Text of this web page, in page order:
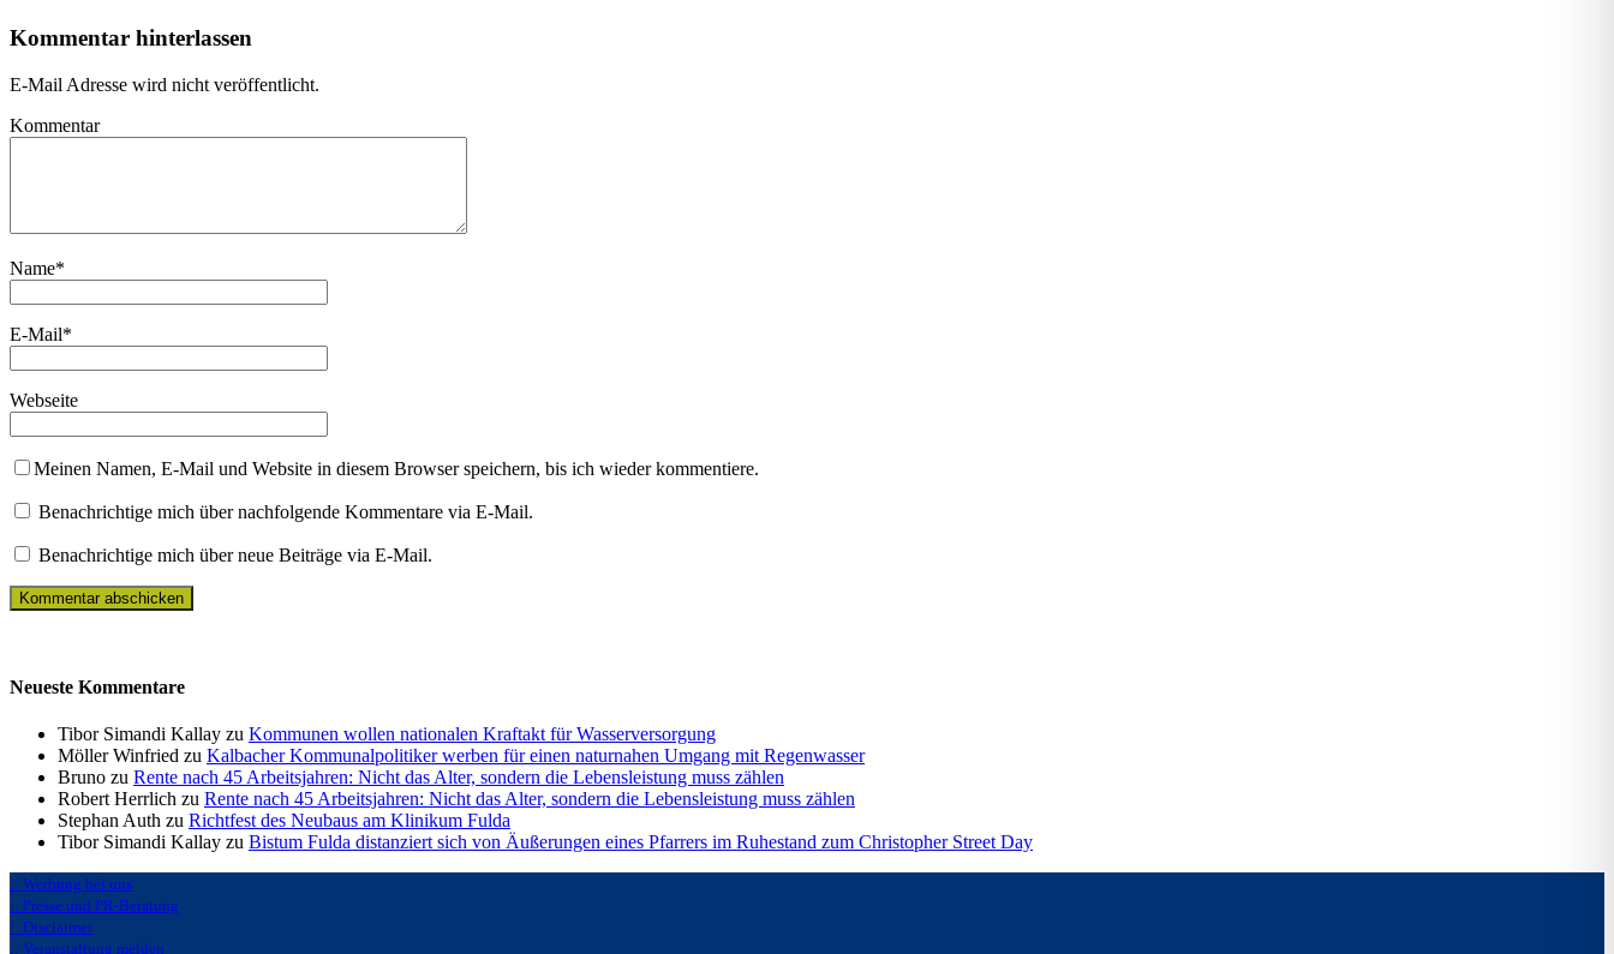
Kommentar hinterlassen
E-Mail Adresse wird nicht veröffentlicht.
Kommentar
Name*
E-Mail*
Webseite
Meinen Namen, E-Mail und Website in diesem Browser speichern, bis ich wieder kommentiere.
Benachrichtige mich über nachfolgende Kommentare via E-Mail.
Benachrichtige mich über neue Beiträge via E-Mail.
Neueste Kommentare
Tibor Simandi Kallay zu Kommunen wollen nationalen Kraftakt für Wasserversorgung
Möller Winfried zu Kalbacher Kommunalpolitiker werben für einen naturnahen Umgang mit Regenwasser
Bruno zu Rente nach 45 Arbeitsjahren: Nicht das Alter, sondern die Lebensleistung muss zählen
Robert Herrlich zu Rente nach 45 Arbeitsjahren: Nicht das Alter, sondern die Lebensleistung muss zählen
Stephan Auth zu Richtfest des Neubaus am Klinikum Fulda
Tibor Simandi Kallay zu Bistum Fulda distanziert sich von Äußerungen eines Pfarrers im Ruhestand zum Christopher Street Day
:: Werbung bei uns
:: Presse und PR-Beratung
:: Disclaimer
:: Veranstaltung melden